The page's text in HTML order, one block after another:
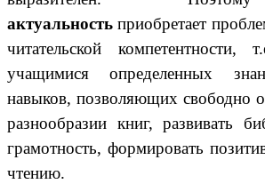
актуальность приобретает
читательской компетентности,
учащимися определенных
навыков, позволяющих свободно
разнообразии книг, развивать
грамотность, формировать
чтению.